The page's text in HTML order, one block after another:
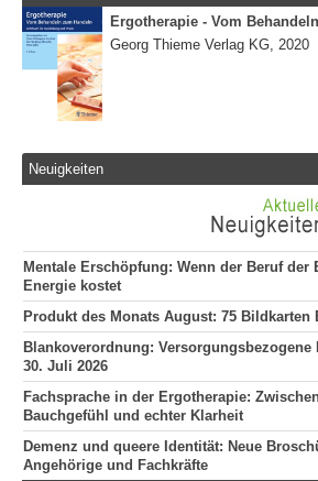
Ergotherapie - Vom
Georg Thieme Verlag KG, 2020
Neuigkeiten
Mentale Erschöpfung: Wenn der Beruf der
Energie kostet
Produkt des Monats August: 75 Bildkarten
Blankoverordnung: Versorgungsbezogene
30. Juli 2026
Fachsprache in der Ergotherapie:
Bauchgefühl und echter Klarheit
Demenz und queere Identität: Neue
Angehörige und Fachkräfte